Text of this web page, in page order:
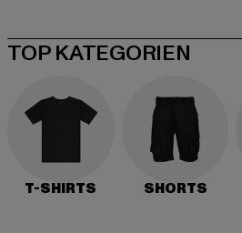
TOP KATEGORIEN
T-SHIRTS SHORTS